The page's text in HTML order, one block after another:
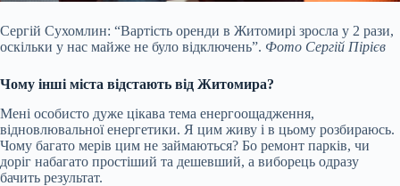
Сергій Сухомлин: “Вартість оренди в Житомирі зросла у 2 рази,
оскільки у нас майже не було відключень”. Фото Сергій Пірієв
Чому інші міста відстають від Житомира?
Мені особисто дуже цікава тема енергоощадження,
відновлювальної енергетики. Я цим живу і в цьому розбираюсь.
Чому багато мерів цим не займаються? Бо ремонт парків, чи
доріг набагато простіший та дешевший, а виборець одразу
бачить результат.